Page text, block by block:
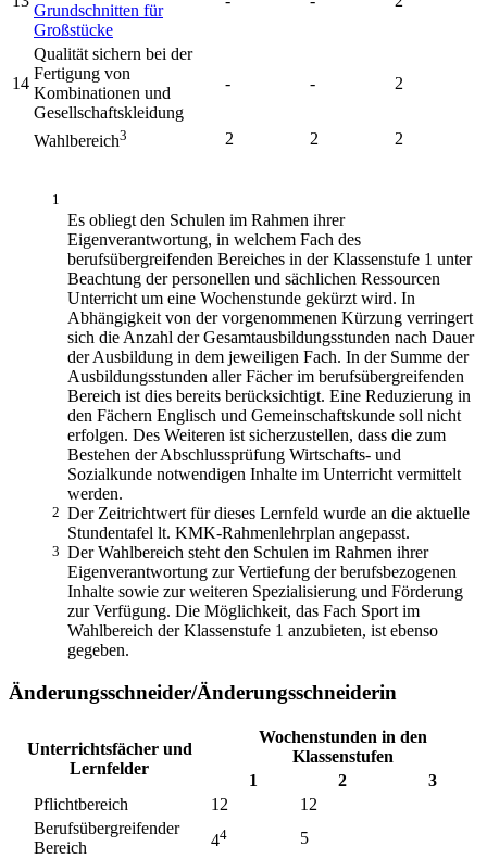
Grundschnitten für
Großstücke
14
Qualität sichern bei der
Fertigung von
Kombinationen und
Gesellschaftskleidung
- - 2
Wahlbereich3 2 2 2
1
Es obliegt den Schulen im Rahmen ihrer
Eigenverantwortung, in welchem Fach des
berufsübergreifenden Bereiches in der Klassenstufe 1 unter
Beachtung der personellen und sächlichen Ressourcen
Unterricht um eine Wochenstunde gekürzt wird. In
Abhängigkeit von der vorgenommenen Kürzung verringert
sich die Anzahl der Gesamtausbildungsstunden nach Dauer
der Ausbildung in dem jeweiligen Fach. In der Summe der
Ausbildungsstunden aller Fächer im berufsübergreifenden
Bereich ist dies bereits berücksichtigt. Eine Reduzierung in
den Fächern Englisch und Gemeinschaftskunde soll nicht
erfolgen. Des Weiteren ist sicherzustellen, dass die zum
Bestehen der Abschlussprüfung Wirtschafts- und
Sozialkunde notwendigen Inhalte im Unterricht vermittelt
werden.
2 Der Zeitrichtwert für dieses Lernfeld wurde an die aktuelle
Stundentafel lt. KMK-Rahmenlehrplan angepasst.
3 Der Wahlbereich steht den Schulen im Rahmen ihrer
Eigenverantwortung zur Vertiefung der berufsbezogenen
Inhalte sowie zur weiteren Spezialisierung und Förderung
zur Verfügung. Die Möglichkeit, das Fach Sport im
Wahlbereich der Klassenstufe 1 anzubieten, ist ebenso
gegeben.
Änderungsschneider/Änderungsschneiderin
Unterrichtsfächer und
Lernfelder
Wochenstunden in den
Klassenstufen
1
2
3
Pflichtbereich
12
12
Berufsübergreifender
Bereich
44
5